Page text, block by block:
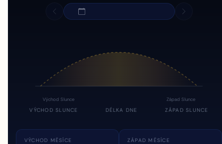
Východ Slunce Západ Slunce
VÝCHOD SLUNCE DÉLKA DNE ZÁPAD SLUNCE
VÝCHOD MĚSÍCE ZÁPAD MĚSÍCE